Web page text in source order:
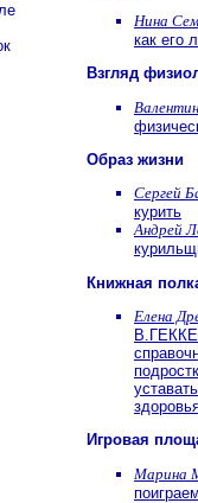
Нина
как его
Взгляд
Образ жизни
Сергей
курить
Андрей
Книжная
Елена
Игровая
Марина